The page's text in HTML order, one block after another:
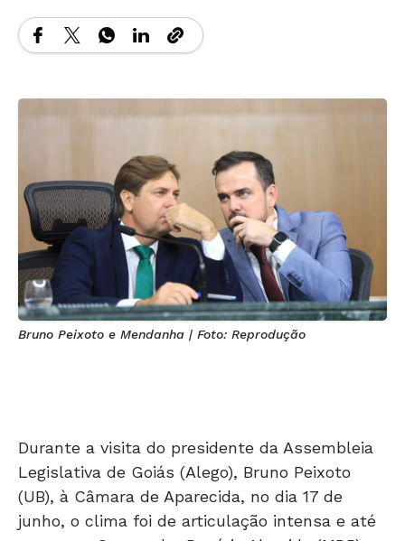
Bruno Peixoto e Mendanha | Foto: Reprodução
Legislativa de Goiás (Alego), Bruno Peixoto
(UB), à Câmara de Aparecida, no dia 17 de
junho, o clima foi de articulação intensa e até
surpresa. O vereador Rogério Almeida (MDB)